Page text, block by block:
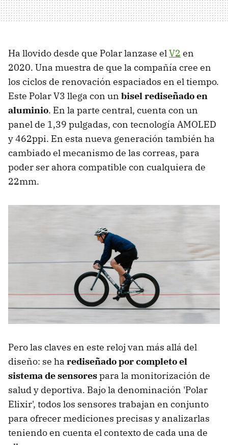
Ha llovido desde que Polar lanzase elV2 en
2020. Una muestra de que la compañía cree en
los ciclos de renovación espaciados en el tiempo.
Este Polar V3 llega con un bisel rediseñado en
aluminio. En la parte central, cuenta con un
panel de 1,39 pulgadas, con tecnología AMOLED
y 462ppi. En esta nueva generación también ha
cambiado el mecanismo de las correas, para
poder ser ahora compatible con cualquiera de
22mm.
Pero las claves en este reloj van más allá del
diseño: se ha rediseñado por completo el
sistema de sensorespara la monitorización de
salud y deportiva. Bajo la denominación 'Polar
Elixir', todos los sensores trabajan en conjunto
para ofrecer mediciones precisas y analizarlas
teniendo en cuenta el contexto de cada una de